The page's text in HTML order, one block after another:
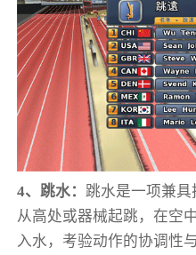
4、跳水：跳水是一项兼
从高处或器械起跳，在空
入水，考验动作的协调性